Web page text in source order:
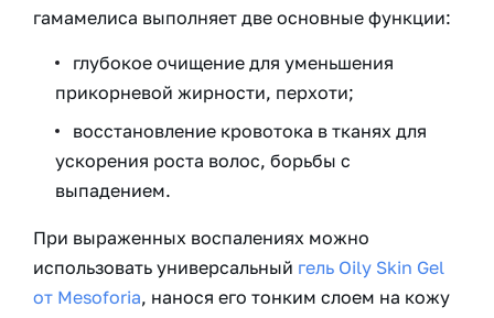
гамамелиса выполняет две основные функции:
глубокое очищение для уменьшения
прикорневой жирности, перхоти;
восстановление кровотока в тканях для
ускорения роста волос, борьбы с
выпадением.
При выраженных воспалениях можно
использовать универсальный гель Oily Skin Gel
от Mesoforia, нанося его тонким слоем на кожу